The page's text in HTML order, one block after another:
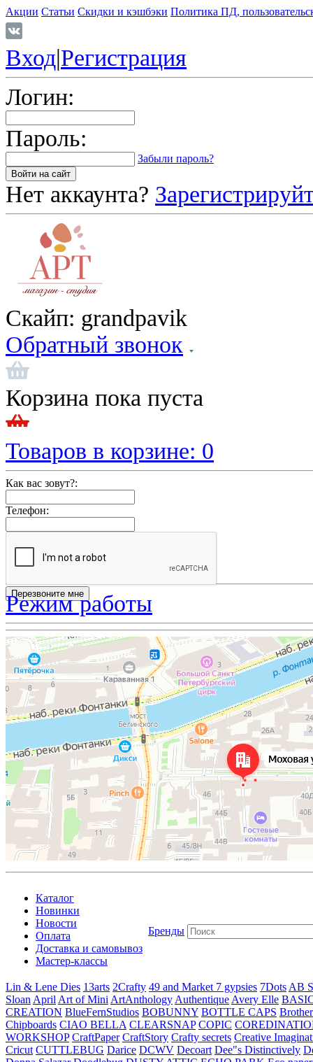
Акции Статьи Скидки и кэшбэки Политика ПД,
Вход|Регистрация
Логин:
Пароль:
Забыли пароль?
Нет аккаунта?
Скайп: grandpavik
Обратный звонок
Корзина пока пуста
Товаров в корзине: 0
Как вас зовут?:
Телефон:
Режим работы
Каталог
Новинки
Новости
Оплата
Доставка и самовывоз
Мастер-классы
Бренды
Lin & Lene Dies 13arts 2Crafty 49 and Market 7 gypsies 7Dots AB
Sloan April Art of Mini ArtAnthology Authentique Avery Elle
CREATION BlueFernStudios BOBUNNY BOTTLE CAPS Brother
Chipboards CIAO BELLA CLEARSNAP COPIC
WORKSHOP CraftPaper CraftStory Crafty secrets Creative
Cricut CUTTLEBUG Darice DCWV Decoart Dee"s Distinctively